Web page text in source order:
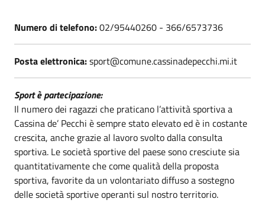
Numero di telefono:02/95440260 - 366/6573736
Posta elettronica:sport@comune.cassinadepecchi.mi.it
Sport è partecipazione:
Il numero dei ragazzi che praticano l’attività sportiva a
Cassina de’ Pecchi è sempre stato elevato ed è in costante
crescita, anche grazie al lavoro svolto dalla consulta
sportiva. Le società sportive del paese sono cresciute sia
quantitativamente che come qualità della proposta
sportiva, favorite da un volontariato diffuso a sostegno
delle società sportive operanti sul nostro territorio.